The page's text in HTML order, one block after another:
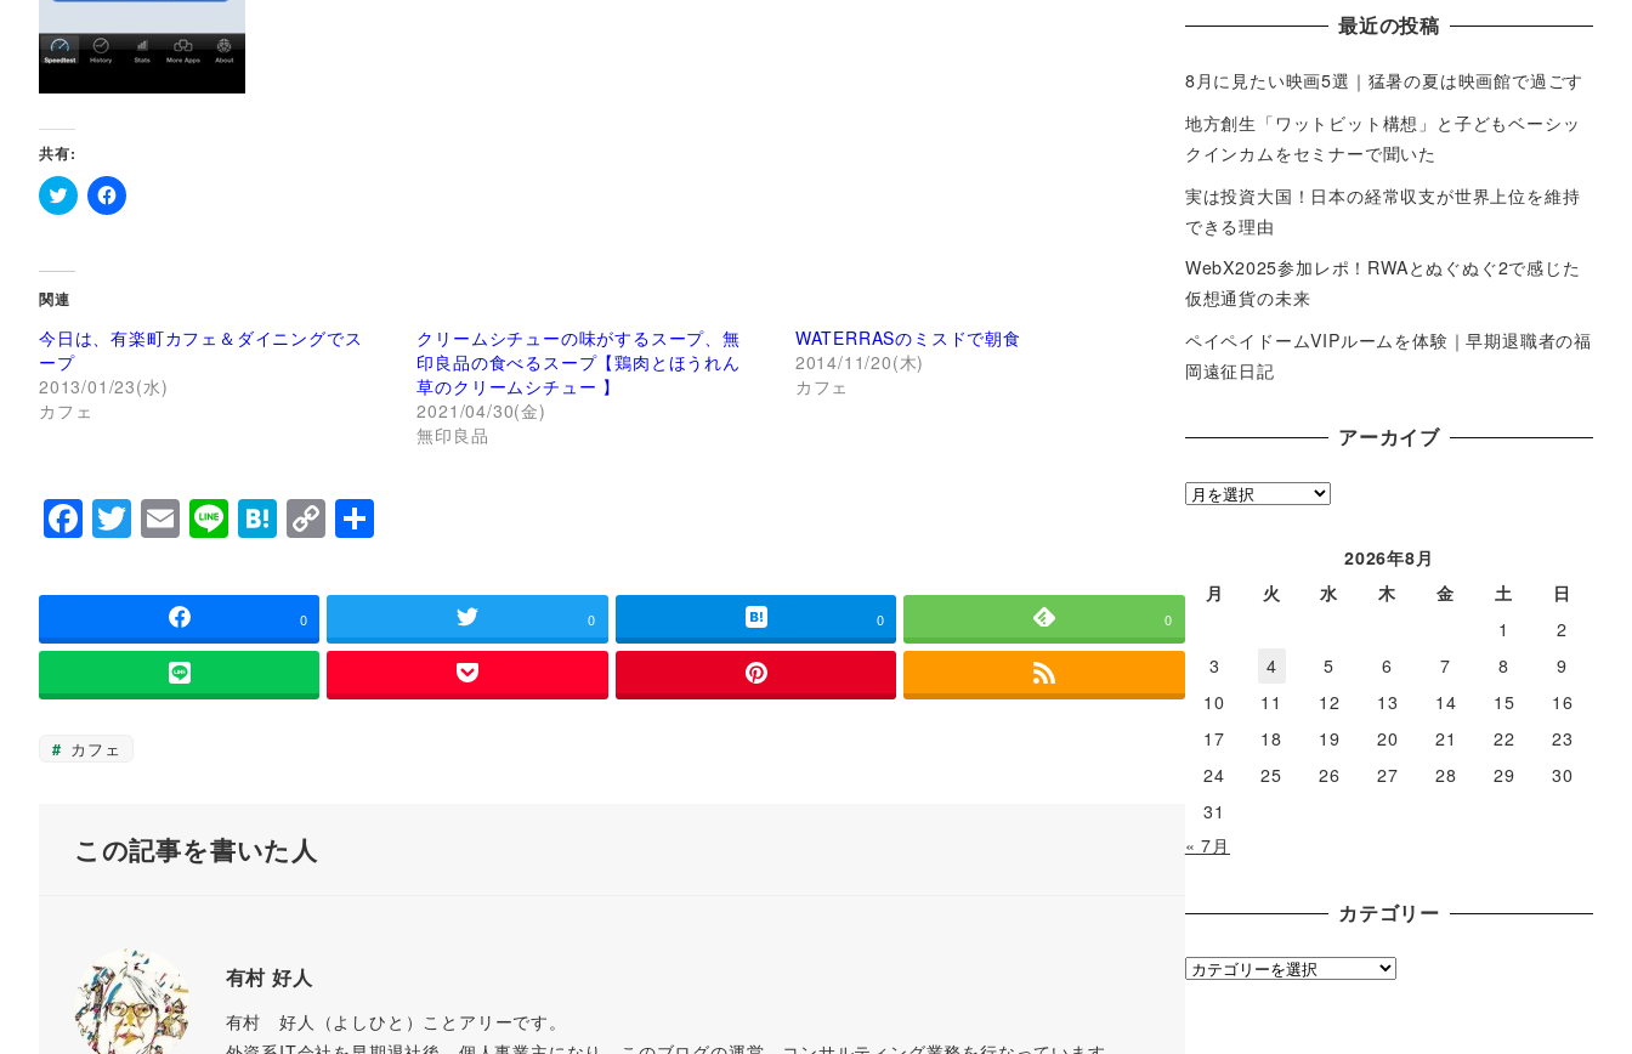
共有:
ク
し
て
T
i
t
e
で
し
い
ウ
ィ
ウ
き
ま
F
で
す
ク
し
て
く
い
し
い
ン
で
関連
今日は、有楽町カフェ＆ダイニングでス
ープ
2013/01/23(水)
カフェ
クリームシチューの味がするスープ、無
印良品の食べるスープ【鶏肉とほうれん
草のクリームシチュー 】
2021/04/30(金)
無印良品
WATERRASのミスドで朝食
2014/11/20(木)
カフェ
F
c
e
o
o
T
tt
er
E
ai
l
Li
e
H
e
n
C
p
y
n
0 0 0 0
カフェ
この記事を書いた人
有村 好人
有村 好人（よしひと）ことアリーです。
最近の投稿
8月に見たい映画5選｜猛暑の夏は映画館で過ごす
地方創生「ワットビット構想」と子どもベーシッ
クインカムをセミナーで聞いた
実は投資大国！日本の経常収支が世界上位を維持
できる理由
WebX2025参加レポ！RWAとぬぐぬぐ2で感じた
仮想通貨の未来
ペイペイドームVIPルームを体験｜早期退職者の福
岡遠征日記
アーカイブ
ア
2026年8月
月
火 水 木 金 土
日
1
2
3
4 5 6 7 8
9
10
11 12 13 14 15
16
17
18 19 20 21 22
23
24
25 26 27 28 29
30
31
« 7月
カテゴリー
カ